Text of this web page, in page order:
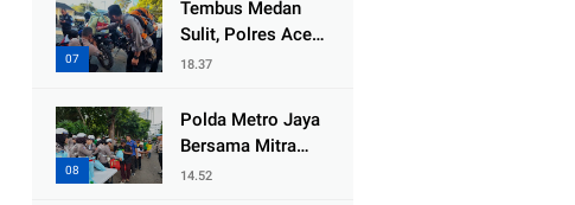
Gak ?
Tembus Medan
Sulit, Polres Aceh
Tengah
Sembako dan
Sling Baja ke
18.37
Polda Metro Jaya
Bersama Mitra
Gelar Jumat
14.52